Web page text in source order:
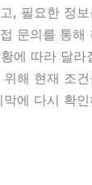
, 필요한 정
문의를 통해
에 따라 달
해 현재 조
에 다시 확